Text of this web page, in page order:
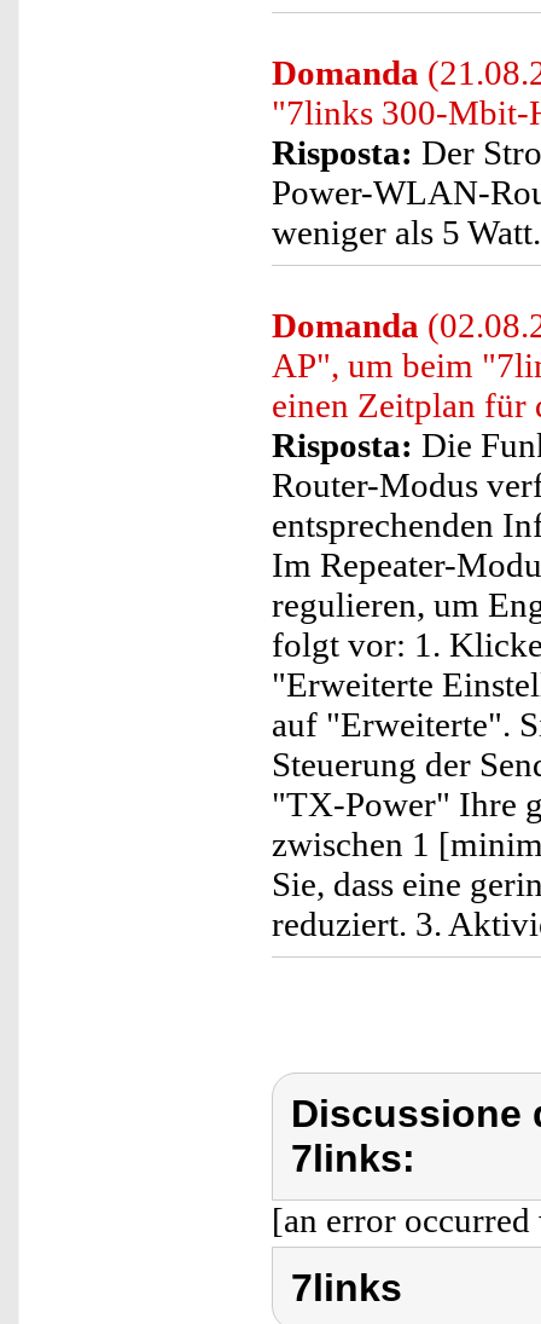
Domanda
"7links 300-Mbit-
Risposta: Der
Power-WLAN-
weniger als 5 Watt.
Domanda
AP", um beim
einen Zeitplan für
Risposta: Die
Router-Modus
entsprechenden
Im Repeater-
regulieren, um
folgt vor: 1.
"Erweiterte
auf "Erweiterte".
Steuerung der
"TX-Power" Ihre
zwischen 1
Sie, dass eine
reduziert. 3.
Discussione
7links:
[an error
7links